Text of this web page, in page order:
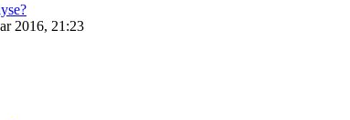
2016, 21:23